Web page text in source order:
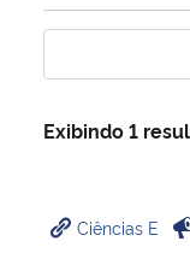
Ministério da Infraestrutura
Ministério da Cidadania
Exibindo 1
Ciências E